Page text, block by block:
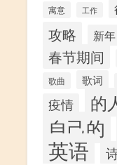
寓意 工作
攻略 新年
春节期间
歌曲 歌词
疫情 的
自己的
英语